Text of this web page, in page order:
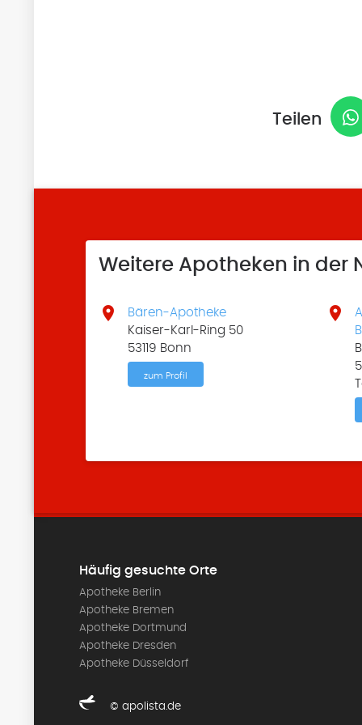
Teilen
Weitere Apotheken in der

Bären-Apotheke
Kaiser-Karl-Ring 50
53119 Bonn
zum Profil

Häufig gesuchte Orte
Apotheke Berlin
Apotheke Bremen
Apotheke Dortmund
Apotheke Dresden
Apotheke Düsseldorf
© apolista.de